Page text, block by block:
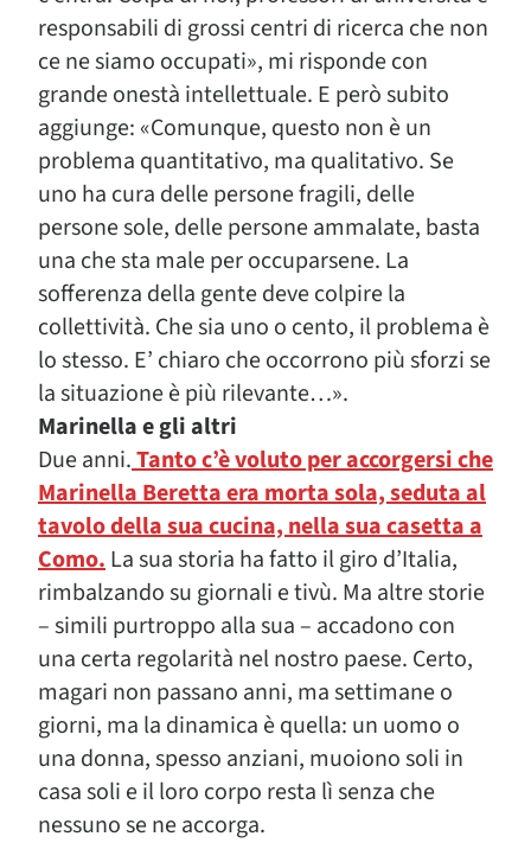
responsabili di grossi centri di ricerca che non
ce ne siamo occupati», mi risponde con
grande onestà intellettuale. E però subito
aggiunge: «Comunque, questo non è un
problema quantitativo, ma qualitativo. Se
uno ha cura delle persone fragili, delle
persone sole, delle persone ammalate, basta
una che sta male per occuparsene. La
sofferenza della gente deve colpire la
collettività. Che sia uno o cento, il problema è
lo stesso. E’ chiaro che occorrono più sforzi se
la situazione è più rilevante…».
Marinella e gli altri
Due anni.Tanto c’è voluto per accorgersi che
Marinella Beretta era morta sola, seduta al
tavolo della sua cucina, nella sua casetta a
Como.La sua storia ha fatto il giro d’Italia,
rimbalzando su giornali e tivù. Ma altre storie
– simili purtroppo alla sua – accadono con
una certa regolarità nel nostro paese. Certo,
magari non passano anni, ma settimane o
giorni, ma la dinamica è quella: un uomo o
una donna, spesso anziani, muoiono soli in
casa soli e il loro corpo resta lì senza che
nessuno se ne accorga.